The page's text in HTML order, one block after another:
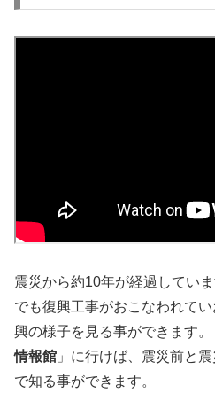
震災から約10年が経過してい
でも復興工事がおこなわれて
興の様子を見る事ができます。
情報館 」に行けば、震災前と
で知る事ができます。